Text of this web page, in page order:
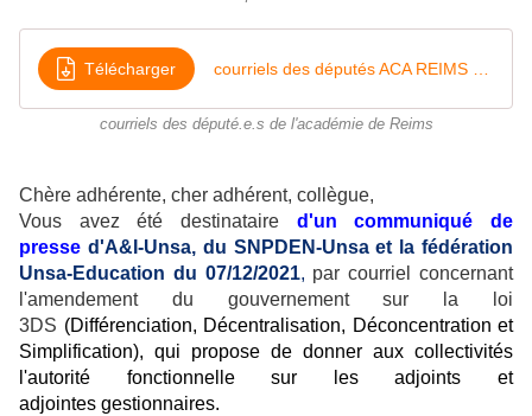
Télécharger
courriels des député.e.s de l'académie de Reims
Chère adhérente, cher adhérent, collègue,
Vous avez été destinataire d'un communiqué de
presse d'A&I-Unsa, du SNPDEN-Unsa et la fédération
Unsa-Education du 07/12/2021, par courriel
concernant
'amendement du gouvernement sur la loi
3DS (Différenciation, Décentralisation, Déconcentration et
Simplification), qui propose de donner aux collectivités
l'autorité fonctionnelle sur les adjoints et
adjointes gestionnaires.